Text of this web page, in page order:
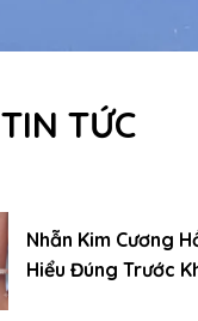
TIN TỨC
Nhẫn Kim Cương
Hiểu Đúng Trước